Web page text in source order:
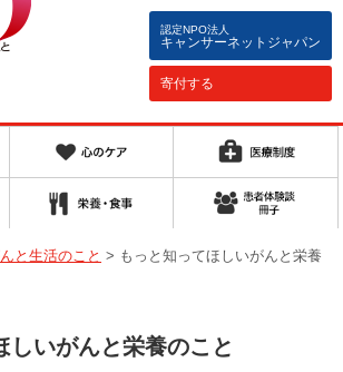
認定NPO法人
キャンサーネットジャパン
寄付する
と生活のこと > もっと知ってほしいがんと栄養
しいがんと栄養のこと